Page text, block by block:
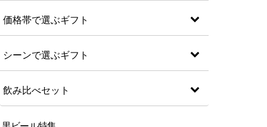
価格帯で選ぶギフト
シーンで選ぶギフト
飲み比べセット